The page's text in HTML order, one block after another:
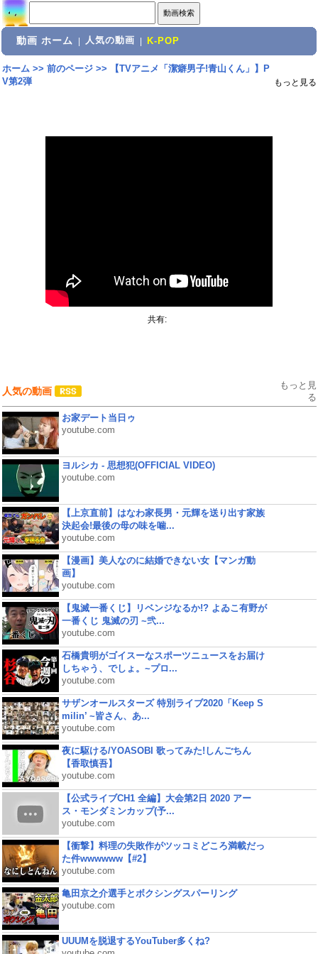
動画 ホーム 人気の動画 K-POP
ホーム>> 前のページ>>
【TVアニメ「潔癖男子!青山くん」】P
V第2弾
もっと見る
共有:
人気の動画
もっと見
る
お家デート当日ゥ
youtube.com
ヨルシカ - 思想犯(OFFICIAL VIDEO)
youtube.com
【上京直前】はなわ家長男・元輝を送り出す家族
決起会!最後の母の味を噛...
youtube.com
【漫画】美人なのに結婚できない女【マンガ動
画】
youtube.com
【鬼滅一番くじ】リベンジなるか!? よゐこ有野が
一番くじ 鬼滅の刃 ~弐...
youtube.com
石橋貴明がゴイスーなスポーツニュースをお届け
しちゃう、でしょ。~プロ...
youtube.com
サザンオールスターズ 特別ライブ2020「Keep S
milin’ ~皆さん、あ...
youtube.com
夜に駆ける/YOASOBI 歌ってみた!しんごちん
【香取慎吾】
youtube.com
【公式ライブCH1 全編】大会第2日 2020 アー
ス・モンダミンカップ(予...
youtube.com
【衝撃】料理の失敗作がツッコミどころ満載だっ
た件wwwwww【#2】
youtube.com
亀田京之介選手とボクシングスパーリング
youtube.com
UUUMを脱退するYouTuber多くね?